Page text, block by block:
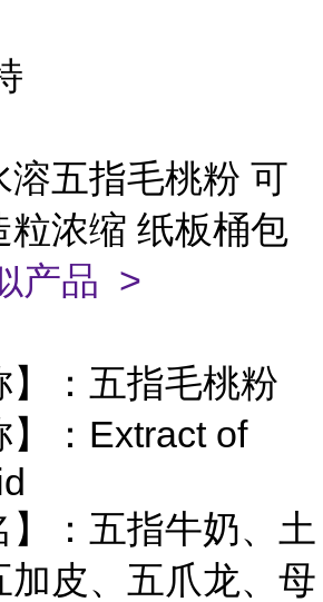
溶五指毛桃粉 可
粒浓缩 纸板桶包
产品 >
】：五指毛桃粉
： Extract of
】：五指牛奶、土
加皮、五爪龙、母